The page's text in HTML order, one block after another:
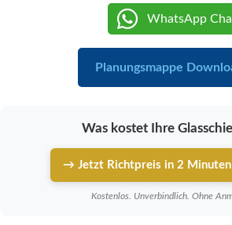
WhatsApp
Planungsmappe
Was kostet Ihre
→ Jetzt Richtpreis in 2 Minuten
Kostenlos. Unverbindlich. Ohne